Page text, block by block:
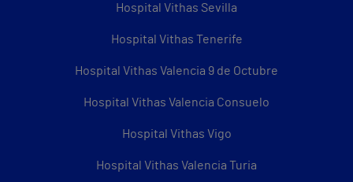
Hospital Vithas Sevilla
Hospital Vithas Tenerife
Hospital Vithas Valencia 9 de Octubre
Hospital Vithas Valencia Consuelo
Hospital Vithas Vigo
Hospital Vithas Valencia Turia